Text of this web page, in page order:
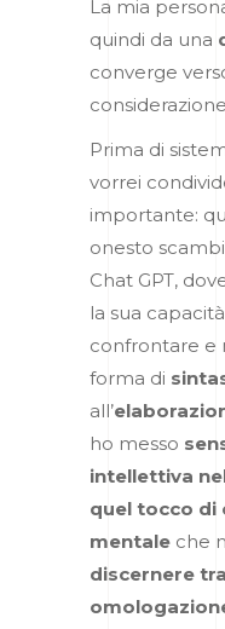
La mia
quindi da una
converge
Prima di
vorrei
importante:
onesto
Chat GPT,
la sua
confrontare e
forma di
all’
ho messo
intellettiva
quel tocco di
mentale che
discernere